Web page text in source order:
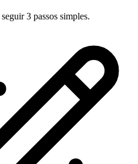
3 passos simples.